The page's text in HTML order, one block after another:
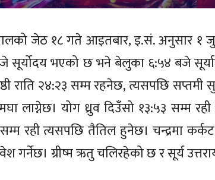
जेठ १८ गते आइतबार, इ.सं. अनुसार १
सूर्योदय भएको छ भने बेलुका ६:५४ बजे
राति २४:२३ सम्म रहनेछ, त्यसपछि सप्तमी
लाग्नेछ। योग ध्रुव दिउँसो १३:५३ सम्म
रही त्यसपछि तैतिल हुनेछ। चन्द्रमा
गर्नेछ। ग्रीष्म ऋतु चलिरहेको छ र सूर्य